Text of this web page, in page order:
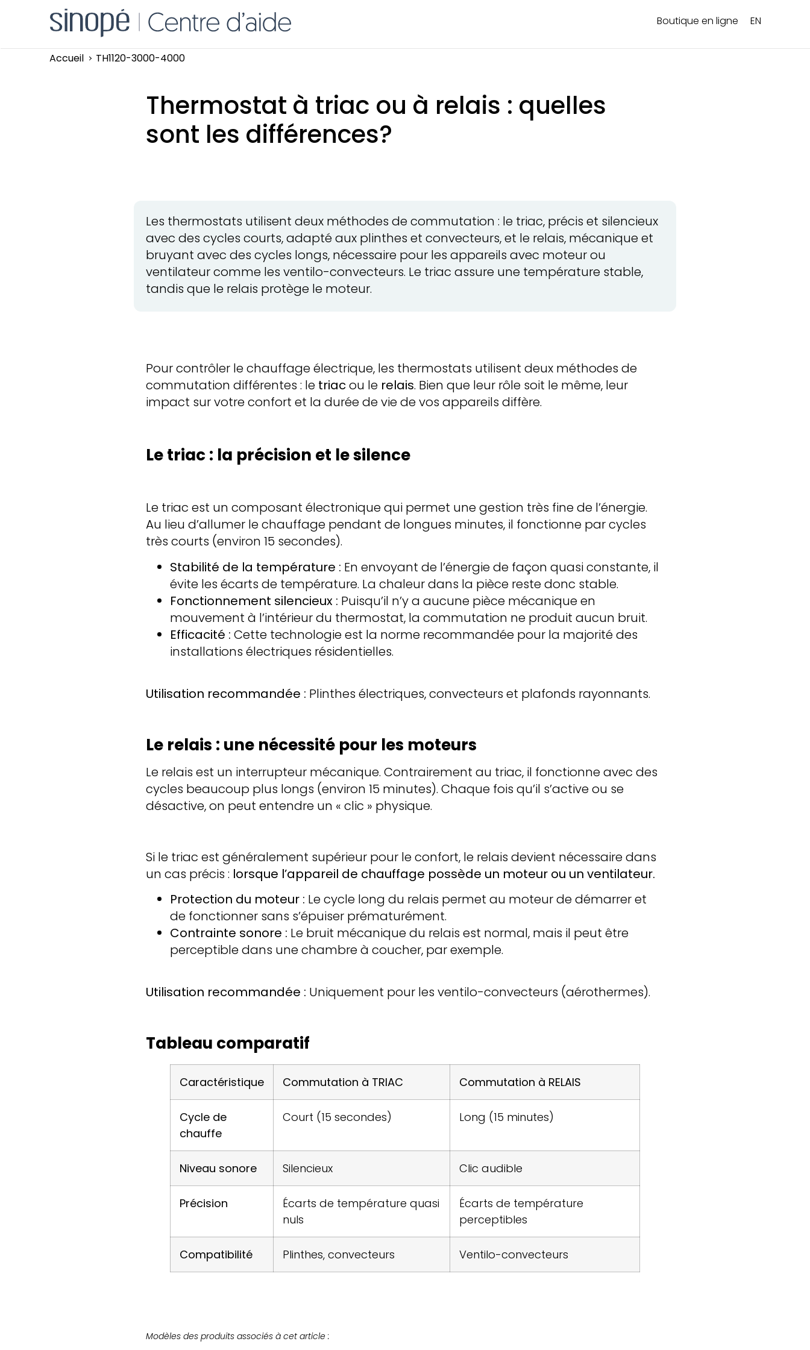
Boutique en ligne EN
Accueil TH1120-3000-4000
Thermostat à triac ou à relais : quelles
sont les différences?
Les thermostats utilisent deux méthodes de commutation : le triac, précis et silencieux
avec des cycles courts, adapté aux plinthes et convecteurs, et le relais, mécanique et
bruyant avec des cycles longs, nécessaire pour les appareils avec moteur ou
ventilateur comme les ventilo-convecteurs. Le triac assure une température stable,
tandis que le relais protège le moteur.
Pour contrôler le chauffage électrique, les thermostats utilisent deux méthodes de
commutation différentes : le triacou le relais. Bien que leur rôle soit le même, leur
impact sur votre confort et la durée de vie de vos appareils diffère.
Le triac : la précision et le silence
Le triac est un composant électronique qui permet une gestion très fine de l’énergie.
Au lieu d’allumer le chauffage pendant de longues minutes, il fonctionne par cycles
très courts (environ 15 secondes).
Stabilité de la température : En envoyant de l’énergie de façon quasi constante, il
évite les écarts de température. La chaleur dans la pièce reste donc stable.
Fonctionnement silencieux : Puisqu’il n’y a aucune pièce mécanique en
mouvement à l’intérieur du thermostat, la commutation ne produit aucun bruit.
Efficacité : Cette technologie est la norme recommandée pour la majorité des
installations électriques résidentielles.
Utilisation recommandée : Plinthes électriques, convecteurs et plafonds rayonnants.
Le relais : une nécessité pour les moteurs
Le relais est un interrupteur mécanique. Contrairement au triac, il fonctionne avec des
cycles beaucoup plus longs (environ 15 minutes). Chaque fois qu’il s’active ou se
désactive, on peut entendre un « clic » physique.
Si le triac est généralement supérieur pour le confort, le relais devient nécessaire dans
un cas précis : lorsque l’appareil de chauffage possède un moteur ou un ventilateur.
Protection du moteur : Le cycle long du relais permet au moteur de démarrer et
de fonctionner sans s’épuiser prématurément.
Contrainte sonore : Le bruit mécanique du relais est normal, mais il peut être
perceptible dans une chambre à coucher, par exemple.
Utilisation recommandée : Uniquement pour les ventilo-convecteurs (aérothermes).
Tableau comparatif
Caractéristique Commutation à TRIAC Commutation à RELAIS
Cycle de
chauffe
Court (15 secondes) Long (15 minutes)
Niveau sonore Silencieux Clic audible
Précision
Écarts de température quasi
nuls
Écarts de température
perceptibles
Compatibilité Plinthes, convecteurs Ventilo-convecteurs
Modèles des produits associés à cet article :